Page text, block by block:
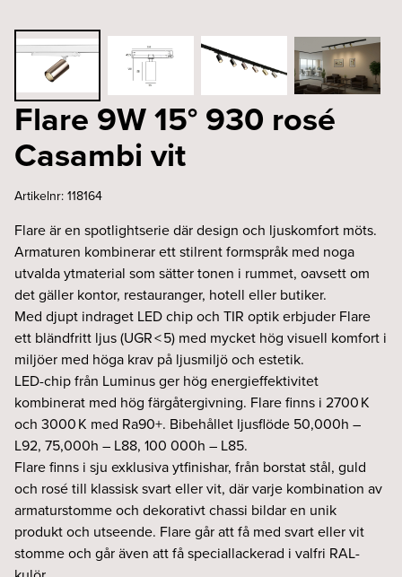
Flare 9W 15° 930 rosé
Casambi vit
Artikelnr:118164
Flare är en spotlightserie där design och ljuskomfort möts.
Armaturen kombinerar ett stilrent formspråk med noga
utvalda ytmaterial som sätter tonen i rummet, oavsett om
det gäller kontor, restauranger, hotell eller butiker.
Med djupt indraget LED chip och TIR optik erbjuder Flare
ett bländfritt ljus (UGR < 5) med mycket hög visuell komfort i
miljöer med höga krav på ljusmiljö och estetik.
LED-chip från Luminus ger hög energieffektivitet
kombinerat med hög färgåtergivning. Flare finns i 2700 K
och 3000 K med Ra90+. Bibehållet ljusflöde 50,000h –
L92, 75,000h – L88, 100 000h – L85.
Flare finns i sju exklusiva ytfinishar, från borstat stål, guld
och rosé till klassisk svart eller vit, där varje kombination av
armaturstomme och dekorativt chassi bildar en unik
produkt och utseende. Flare går att få med svart eller vit
stomme och går även att få speciallackerad i valfri RAL-